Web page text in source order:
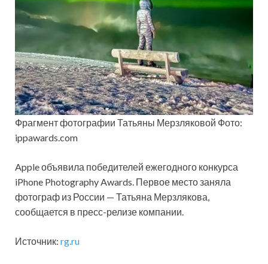
Фрагмент фотографии Татьяны Мерзляковой Фото:
ippawards.com
Apple объявила победителей ежегодного конкурса
iPhone Photography Awards. Первое место заняла
фотограф из России — Татьяна Мерзлякова,
сообщается в пресс-релизе компании.
Источник: rg.ru